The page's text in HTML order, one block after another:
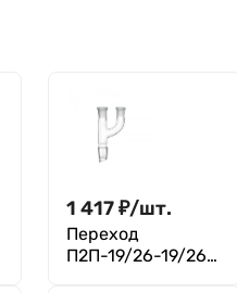
1 417₽/шт.
Переход
П2П-19/26-19/26-